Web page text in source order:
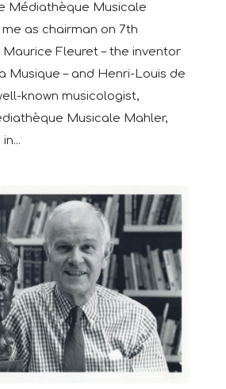
Médiathèque Musicale
as chairman on 7th
Maurice Fleuret – the inventor
Musique – and Henri-Louis de
known musicologist,
Musicale Mahler,